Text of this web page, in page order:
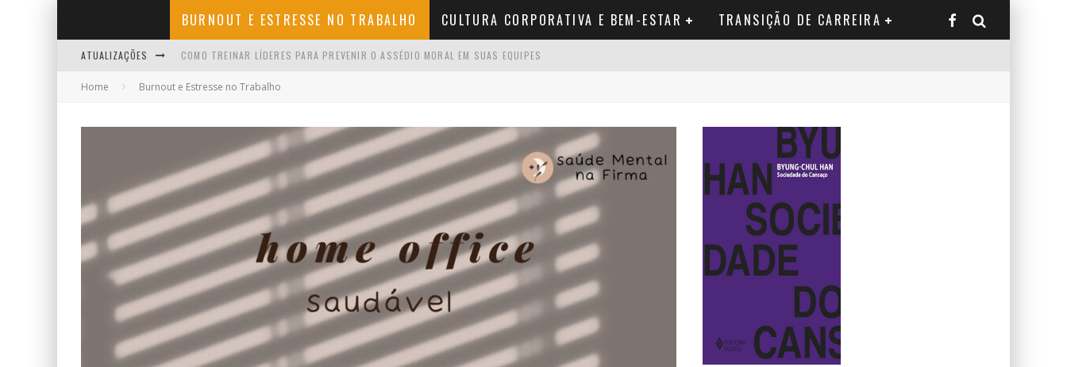
BURNOUT E ESTRESSE NO TRABALHO CULTURA CORPORATIVA E BEM-ESTAR TRANSIÇÃO DE CARREIRA
ATUALIZAÇÕES COMO TREINAR LÍDERES PARA PREVENIR O ASSÉDIO MORAL EM SUAS EQUIPES
10 FRASES DE APOIO QUE TODO BOM GESTOR DEVERIA USAR
EMPREENDER DEPOIS DOS 40: O QUE VOCÊ PRECISA SABER ANTES DE COMEÇAR
INSANIDADE MENTAL: SIGNIFICADO, O QUE REALMENTE QUER DIZER E POR QUE O TERMO É PROBLEMÁTICO
Home Burnout e Estresse no Trabalho